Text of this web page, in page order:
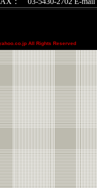
All Rights Reserved